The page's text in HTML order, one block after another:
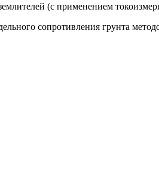
(с применением
сопротивления грунта